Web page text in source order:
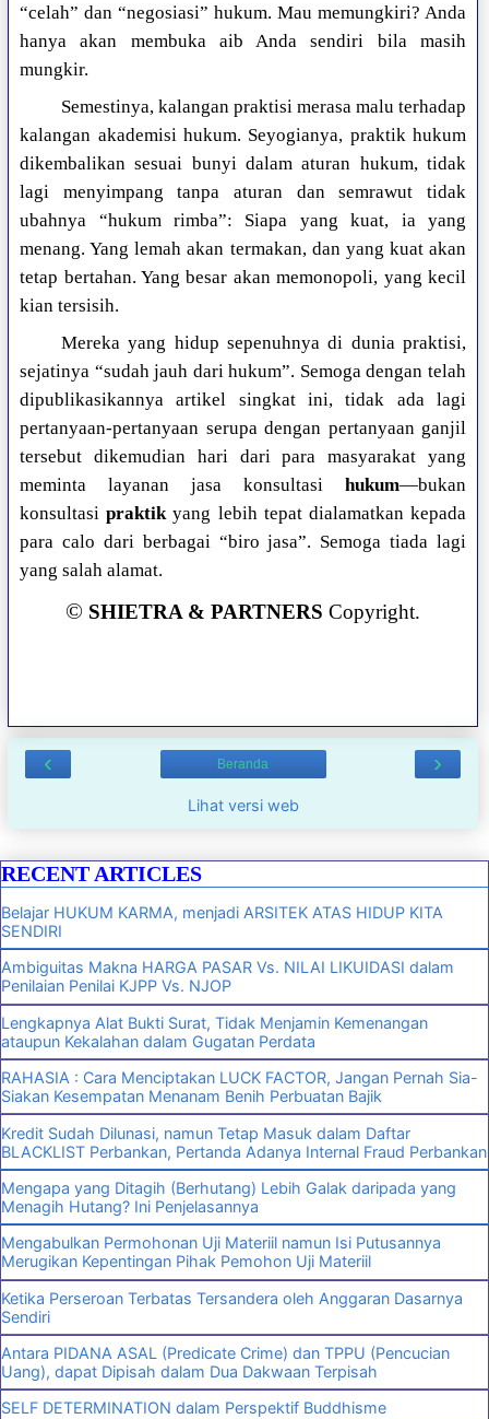
“celah” dan “negosiasi” hukum. Mau memungkiri? Anda
hanya akan membuka aib Anda sendiri bila masih
mungkir.
Semestinya, kalangan praktisi merasa malu terhadap
kalangan akademisi hukum. Seyogianya, praktik hukum
dikembalikan sesuai bunyi dalam aturan hukum, tidak
lagi menyimpang tanpa aturan dan semrawut tidak
ubahnya “hukum rimba”: Siapa yang kuat, ia yang
menang. Yang lemah akan termakan, dan yang kuat akan
tetap bertahan. Yang besar akan memonopoli, yang kecil
kian tersisih.
Mereka yang hidup sepenuhnya di dunia praktisi,
sejatinya “sudah jauh dari hukum”. Semoga dengan telah
dipublikasikannya artikel singkat ini, tidak ada lagi
pertanyaan-pertanyaan serupa dengan pertanyaan ganjil
tersebut dikemudian hari dari para masyarakat yang
meminta layanan jasa konsultasi hukum—bukan
konsultasipraktikyang lebih tepat dialamatkan kepada
para calo dari berbagai “biro jasa”. Semoga tiada lagi
yang salah alamat.
© SHIETRA & PARTNERS Copyright.
‹ ›
Beranda
Lihat versi web
RECENT ARTICLES
Belajar HUKUM KARMA, menjadi ARSITEK ATAS HIDUP KITA
SENDIRI
Ambiguitas Makna HARGA PASAR Vs. NILAI LIKUIDASI dalam
Penilaian Penilai KJPP Vs. NJOP
Lengkapnya Alat Bukti Surat, Tidak Menjamin Kemenangan
ataupun Kekalahan dalam Gugatan Perdata
RAHASIA : Cara Menciptakan LUCK FACTOR, Jangan Pernah Sia-
Siakan Kesempatan Menanam Benih Perbuatan Bajik
Kredit Sudah Dilunasi, namun Tetap Masuk dalam Daftar
BLACKLIST Perbankan, Pertanda Adanya Internal Fraud Perbankan
Mengapa yang Ditagih (Berhutang) Lebih Galak daripada yang
Menagih Hutang? Ini Penjelasannya
Mengabulkan Permohonan Uji Materiil namun Isi Putusannya
Merugikan Kepentingan Pihak Pemohon Uji Materiil
Ketika Perseroan Terbatas Tersandera oleh Anggaran Dasarnya
Sendiri
Antara PIDANA ASAL (Predicate Crime) dan TPPU (Pencucian
Uang), dapat Dipisah dalam Dua Dakwaan Terpisah
SELF DETERMINATION dalam Perspektif Buddhisme